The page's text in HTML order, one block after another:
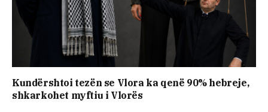
Kundërshtoi tezën se Vlora ka qenë 90% hebreje,
shkarkohet myftiu i Vlorës